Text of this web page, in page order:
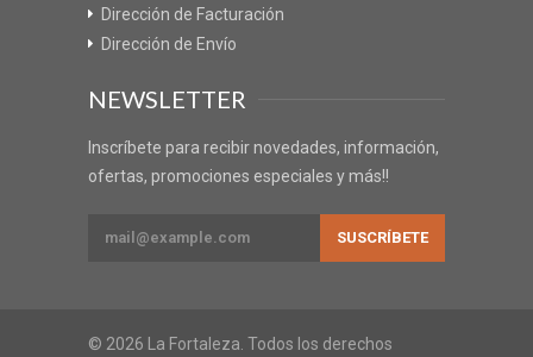
Dirección de Facturación
Dirección de Envío
NEWSLETTER
Inscríbete para recibir novedades, información,
ofertas, promociones especiales y más!!
© 2026 La Fortaleza. Todos los derechos